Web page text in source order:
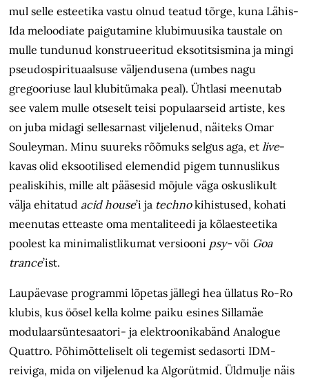
mul selle esteetika vastu olnud teatud tõrge, kuna Lähis-
Ida meloodiate paigutamine klubimuusika taustale on
mulle tundunud konstrueeritud eksotitsismina ja mingi
pseudo­spirituaalsuse väljendusena (umbes nagu
gregooriuse laul klubitümaka peal). Ühtlasi meenutab
see valem mulle otseselt teisi populaarseid artiste, kes
on juba midagi sellesarnast viljelenud, näiteks Omar
Souleyman. Minu suureks rõõmuks selgus aga, etlive-
kavas olid eksootilised elemendid pigem tunnuslikus
pealiskihis, mille alt pääsesid mõjule väga oskuslikult
välja ehitatud acid house’i ja technokihistused, kohati
meenutas etteaste oma mentaliteedi ja kõlaesteetika
poolest ka minimalistlikumat versiooni psy-või Goa
trance’ist.
Laupäevase programmi lõpetas jällegi hea üllatus Ro-Ro
klubis, kus öösel kella kolme paiku esines Sillamäe
modulaarsüntesaatori- ja elektroonikabänd Analogue
Quattro. Põhimõtteliselt oli tegemist sedasorti IDM-
reiviga, mida on viljelenud ka Algorütmid. Üldmulje näis